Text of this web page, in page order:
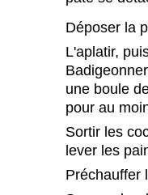
Déposer la
L'aplatir,
une boule
pour au
Sortir les
lever les
Préchauffer